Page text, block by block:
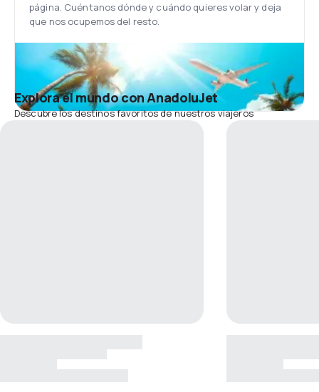
página. Cuéntanos dónde y cuándo quieres volar y deja
que nos ocupemos del resto.
Explora el mundo con AnadoluJet
Descubre los destinos favoritos de nuestros viajeros